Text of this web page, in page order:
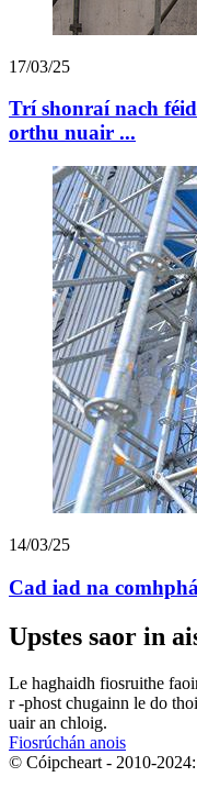
17/03/25
Trí shonraí nach
orthu nuair ...
14/03/25
Cad iad na
Upstes saor in
Le haghaidh fiosruithe
r -phost chugainn le do
uair an chloig.
Fiosrúchán anois
© Cóipcheart - 2010-